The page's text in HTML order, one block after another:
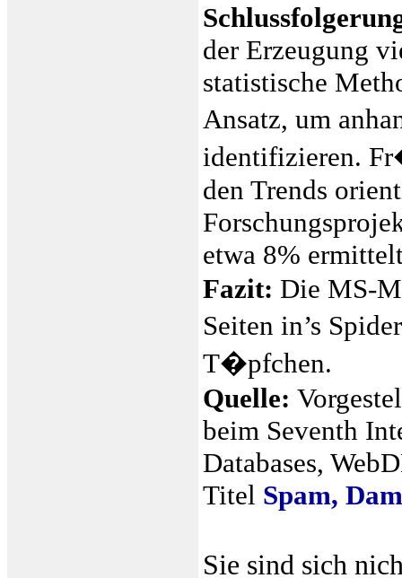
der Erzeugung
statistische
Ansatz, um
identifizieren.
den Trends
etwa 8%
Fazit: Die MS-
Seiten in’s
T�pfchen.
Quelle:
beim Seventh
Databases,
Titel Spam,
Sie sind sich